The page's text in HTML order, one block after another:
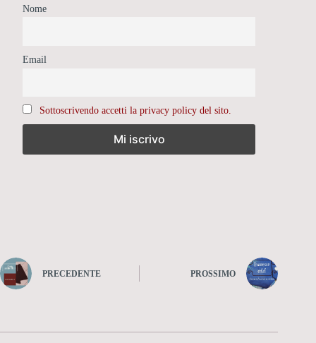
Nome
Email
Sottoscrivendo accetti la privacy policy del sito.
PRECEDENTE PROSSIMO